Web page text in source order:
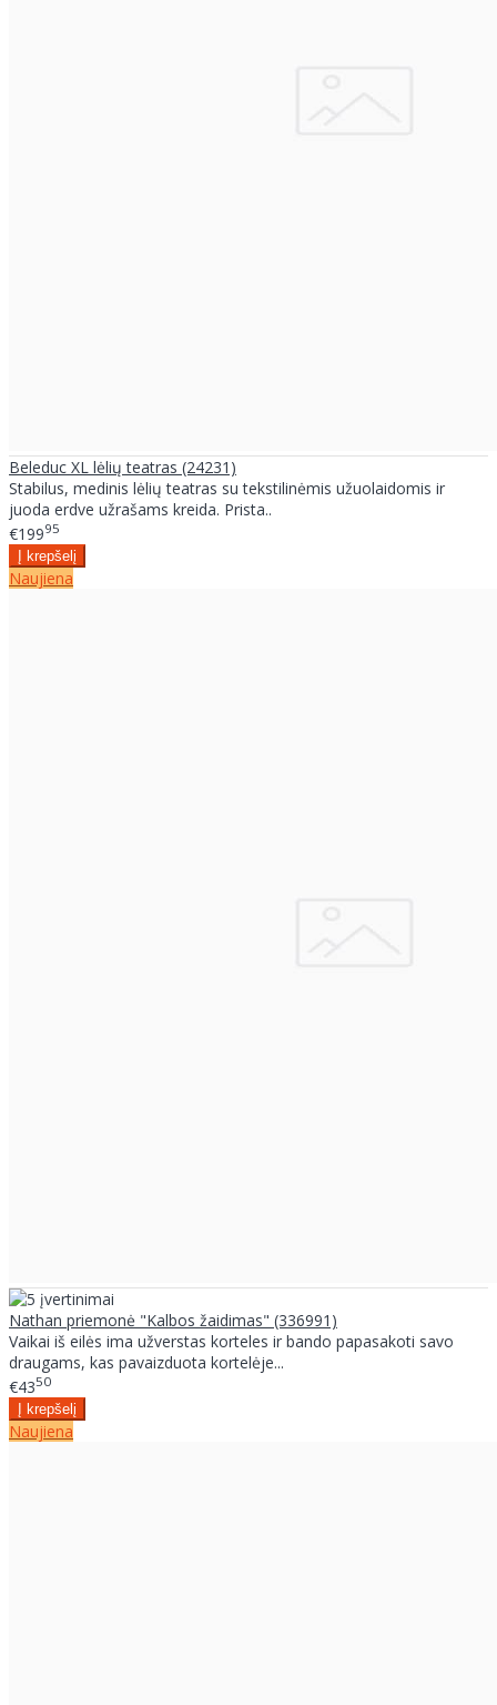
Beleduc XL lėlių teatras (24231)
Stabilus, medinis lėlių teatras su tekstilinėmis užuolaidomis ir
juoda erdve užrašams kreida. Prista..
€19995
Naujiena
Nathan priemonė "Kalbos žaidimas" (336991)
Vaikai iš eilės ima užverstas korteles ir bando papasakoti savo
draugams, kas pavaizduota kortelėje...
€4350
Naujiena